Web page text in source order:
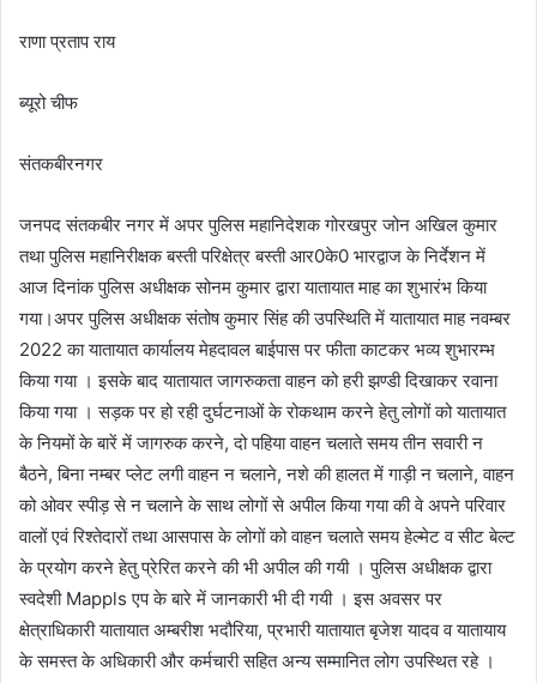
राणा प्रताप राय
ब्यूरो चीफ
संतकबीरनगर
जनपद संतकबीर नगर में अपर पुलिस महानिदेशक गोरखपुर जोन अखिल कुमार
तथा पुलिस महानिरीक्षक बस्ती परिक्षेत्र बस्ती आर0के0 भारद्वाज के निर्देशन में
आज दिनांक पुलिस अधीक्षक सोनम कुमार द्वारा यातायात माह का शुभारंभ किया
गया।अपर पुलिस अधीक्षक संतोष कुमार सिंह की उपस्थिति में यातायात माह नवम्बर
2022 का यातायात कार्यालय मेहदावल बाईपास पर फीता काटकर भव्य शुभारम्भ
किया गया । इसके बाद यातायात जागरुकता वाहन को हरी झण्डी दिखाकर रवाना
किया गया । सड़क पर हो रही दुर्घटनाओं के रोकथाम करने हेतु लोगों को यातायात
के नियमों के बारें में जागरुक करने, दो पहिया वाहन चलाते समय तीन सवारी न
बैठने, बिना नम्बर प्लेट लगी वाहन न चलाने, नशे की हालत में गाड़ी न चलाने, वाहन
को ओवर स्पीड़ से न चलाने के साथ लोगों से अपील किया गया की वे अपने परिवार
वालों एवं रिश्तेदारों तथा आसपास के लोगों को वाहन चलाते समय हेल्मेट व सीट बेल्ट
के प्रयोग करने हेतु प्रेरित करने की भी अपील की गयी । पुलिस अधीक्षक द्वारा
स्वदेशी Mappls एप के बारे में जानकारी भी दी गयी । इस अवसर पर
क्षेत्राधिकारी यातायात अम्बरीश भदौरिया, प्रभारी यातायात बृजेश यादव व यातायाय
के समस्त के अधिकारी और कर्मचारी सहित अन्य सम्मानित लोग उपस्थित रहे ।